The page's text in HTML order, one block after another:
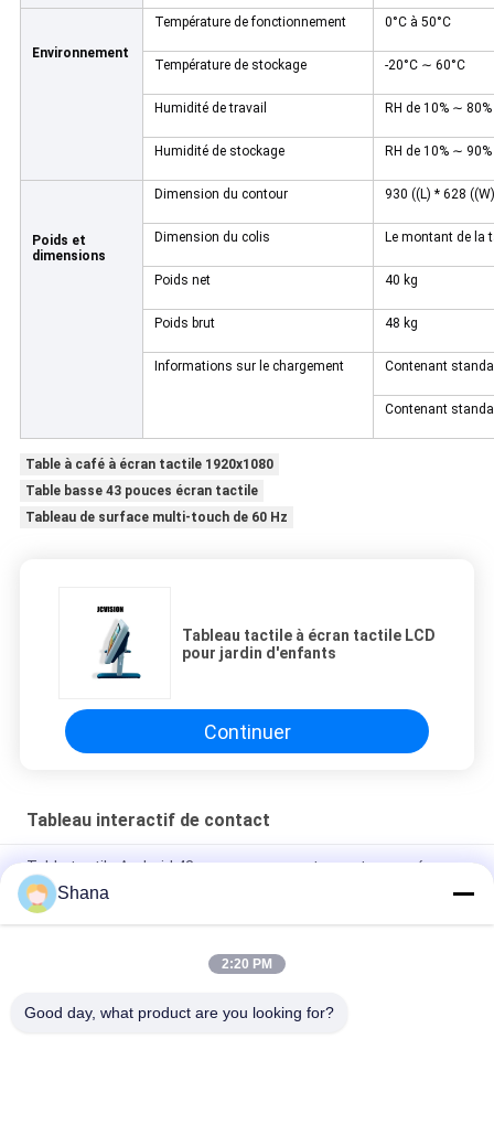
Environnement
Température de fonctionnement 0°C à 50°C
Température de stockage -20°C ∼ 60°C
Humidité de travail RH de 10% ∼ 80%
Humidité de stockage RH de 10% ∼ 90%
Poids et
dimensions
Dimension du contour 930 ((L) * 628
Dimension du colis Le montant de la
Poids net 40 kg
Poids brut 48 kg
Informations sur le chargement Contenant
Contenant
Table à café à écran tactile 1920x1080
Table basse 43 pouces écran tactile
Tableau de surface multi-touch de 60 Hz
Tableau tactile à écran tactile LCD
pour jardin d'enfants
Continuer
Tableau interactif de contact
Table tactile Android 43 pouces pour restaurants avec écran
capacitif
JCVISION 32 pouces android 11 jeux numériques bébé
Shana
2:20 PM
Good day, what product are you looking for?